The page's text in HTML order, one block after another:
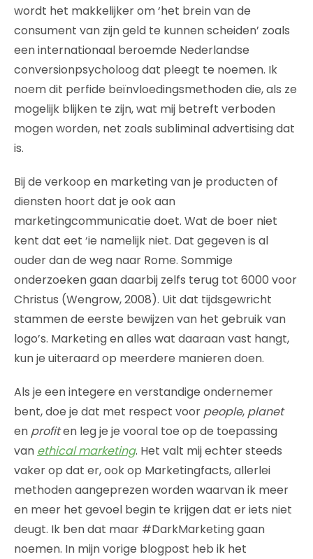
wordt het makkelijker om ‘het brein van de
consument van zijn geld te kunnen scheiden’ zoals
een internationaal beroemde Nederlandse
conversionpsycholoog dat pleegt te noemen. Ik
noem dit perfide beïnvloedingsmethoden die, als ze
mogelijk blijken te zijn, wat mij betreft verboden
mogen worden, net zoals subliminal advertising dat
is.
Bij de verkoop en marketing van je producten of
diensten hoort dat je ook aan
marketingcommunicatie doet. Wat de boer niet
kent dat eet ‘ie namelijk niet. Dat gegeven is al
ouder dan de weg naar Rome. Sommige
onderzoeken gaan daarbij zelfs terug tot 6000 voor
Christus (Wengrow, 2008). Uit dat tijdsgewricht
stammen de eerste bewijzen van het gebruik van
logo’s. Marketing en alles wat daaraan vast hangt,
kun je uiteraard op meerdere manieren doen.
Als je een integere en verstandige ondernemer
bent, doe je dat met respect voor people, planet
en profiten leg je je vooral toe op de toepassing
van ethical marketing. Het valt mij echter steeds
vaker op dat er, ook op Marketingfacts, allerlei
methoden aangeprezen worden waarvan ik meer
en meer het gevoel begin te krijgen dat er iets niet
deugt. Ik ben dat maar #DarkMarketing gaan
noemen. In mijn vorige blogpost heb ik het